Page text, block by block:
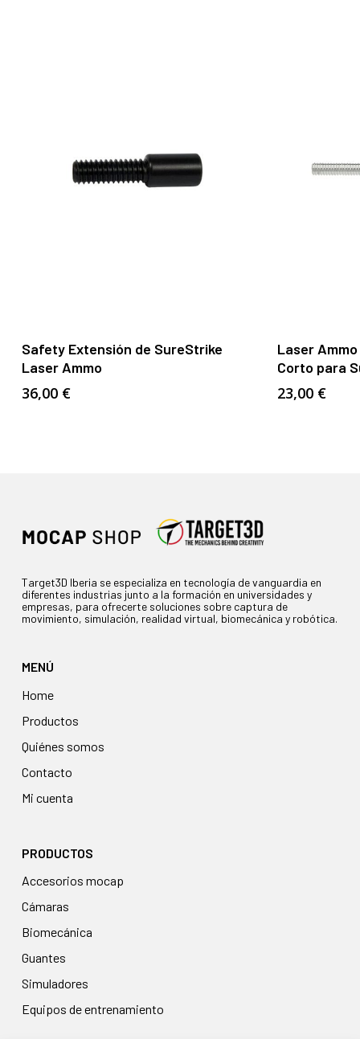
Safety Extensión de SureStrike
Laser Ammo
36,00 €
Laser
Corto para
23,00 €
Target3D Iberia se especializa en tecnología de vanguardia en
diferentes industrias junto a la formación en universidades y
empresas, para ofrecerte soluciones sobre captura de
movimiento, simulación, realidad virtual, biomecánica y robótica.
MENÚ
Home
Productos
Quiénes somos
Contacto
Mi cuenta
PRODUCTOS
accesorios mocap
cámaras
biomecánica
guantes
simuladores
equipos de entrenamiento